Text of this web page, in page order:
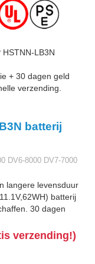
LB3N
+ 30 dagen geld
verzending.
batterij
DV6-8000 DV7-7000
langere levensduur
batterij
30 dagen
verzending!)